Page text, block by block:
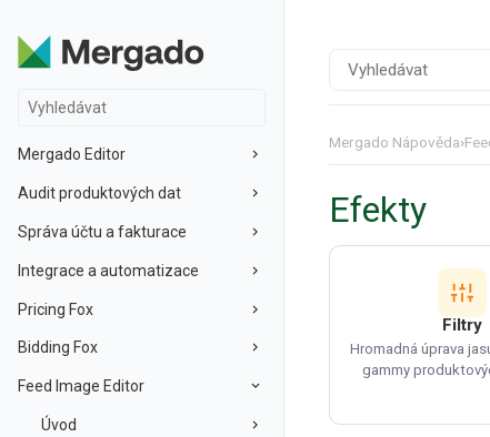
Mergado Editor
Audit produktových dat
Správa účtu a fakturace
Integrace a automatizace
Pricing Fox
Bidding Fox
Feed Image Editor
Úvod
Mergado Nápověda›
Efekty
Filtry
Hromadná úprava
gammy